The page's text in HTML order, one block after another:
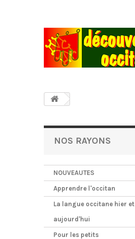
NOS RAYONS
NOUVEAUTES
Apprendre l'occitan
La langue occitane hier et
aujourd'hui
Pour les petits